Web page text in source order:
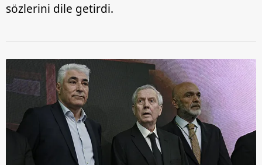
sözlerini dile getirdi.